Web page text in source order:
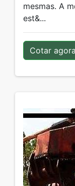
mesmas. A
est&...
Cotar agora